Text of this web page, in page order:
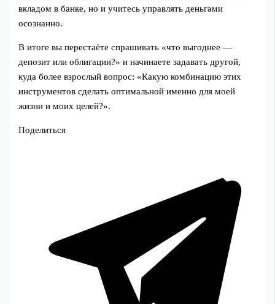
вкладом в банке, но и учитесь управлять деньгами
осознанно.
В итоге вы перестаёте спрашивать «что выгоднее —
депозит или облигации?» и начинаете задавать другой,
куда более взрослый вопрос: «Какую комбинацию этих
инструментов сделать оптимальной именно для моей
жизни и моих целей?».
Поделиться